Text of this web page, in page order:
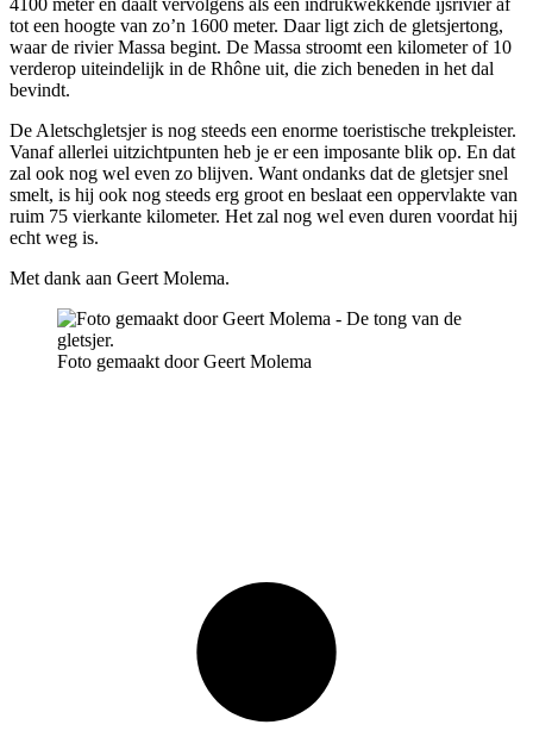
tot een hoogte van zo’n 1600 meter. Daar ligt zich de gletsjertong,
waar de rivier Massa begint. De Massa stroomt een kilometer of 10
verderop uiteindelijk in de Rhône uit, die zich beneden in het dal
bevindt.
De Aletschgletsjer is nog steeds een enorme toeristische trekpleister.
Vanaf allerlei uitzichtpunten heb je er een imposante blik op. En dat
zal ook nog wel even zo blijven. Want ondanks dat de gletsjer snel
smelt, is hij ook nog steeds erg groot en beslaat een oppervlakte van
ruim 75 vierkante kilometer. Het zal nog wel even duren voordat hij
echt weg is.
Met dank aan Geert Molema.
Foto gemaakt door Geert Molema